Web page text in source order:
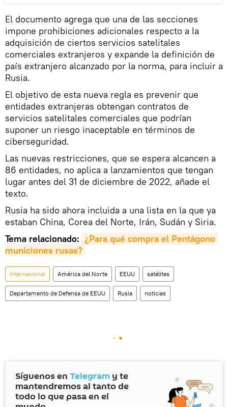
El documento agrega que una de las secciones
impone prohibiciones adicionales respecto a la
adquisición de ciertos servicios satelitales
comerciales extranjeros y expande la definición de
país extranjero alcanzado por la norma, para incluir a
Rusia.
El objetivo de esta nueva regla es prevenir que
entidades extranjeras obtengan contratos de
servicios satelitales comerciales que podrían
suponer un riesgo inaceptable en términos de
ciberseguridad.
Las nuevas restricciones, que se espera alcancen a
86 entidades, no aplica a lanzamientos que tengan
lugar antes del 31 de diciembre de 2022, añade el
texto.
Rusia ha sido ahora incluida a una lista en la que ya
estaban China, Corea del Norte, Irán, Sudán y Siria.
Tema relacionado: ¿Para qué compra el Pentágono
municiones rusas?
Internacional América del Norte EEUU satélites
Departamento de Defensa de EEUU Rusia noticias
Síguenos en Telegram y te
mantendremos al tanto de
todo lo que pasa en el